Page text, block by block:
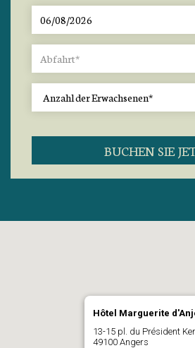
BUCHEN SIE
Hôtel Marguerite
13-15 pl. du Président
49100 Angers